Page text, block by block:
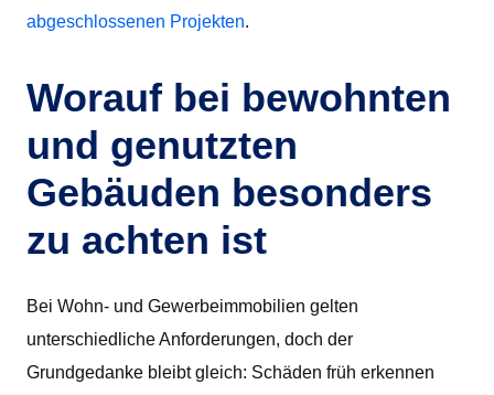
abgeschlossenen Projekten.
Worauf bei bewohnten
und genutzten
Gebäuden besonders
zu achten ist
Bei Wohn- und Gewerbeimmobilien gelten
unterschiedliche Anforderungen, doch der
Grundgedanke bleibt gleich: Schäden früh erkennen